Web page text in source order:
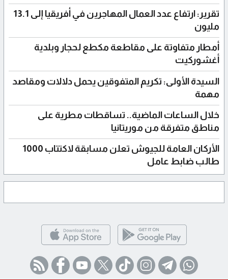
تقرير: ارتفاع عدد العمال المهاجرين في أفريقيا إلى 13.1
مليون
أمطار متفاوتة على مقاطعة مكطع لحجار وبلدية
أغشوركيت
السيدة الأولى: تكريم المتفوقين يحمل دلالات ومقاصد
مهمة
خلال الساعات الماضية.. تساقطات مطرية على
مناطق متفرقة من موريتانيا
الأركان العامة للجيوش تعلن مسابقة لاكتتاب 1000
طالب ضابط عامل